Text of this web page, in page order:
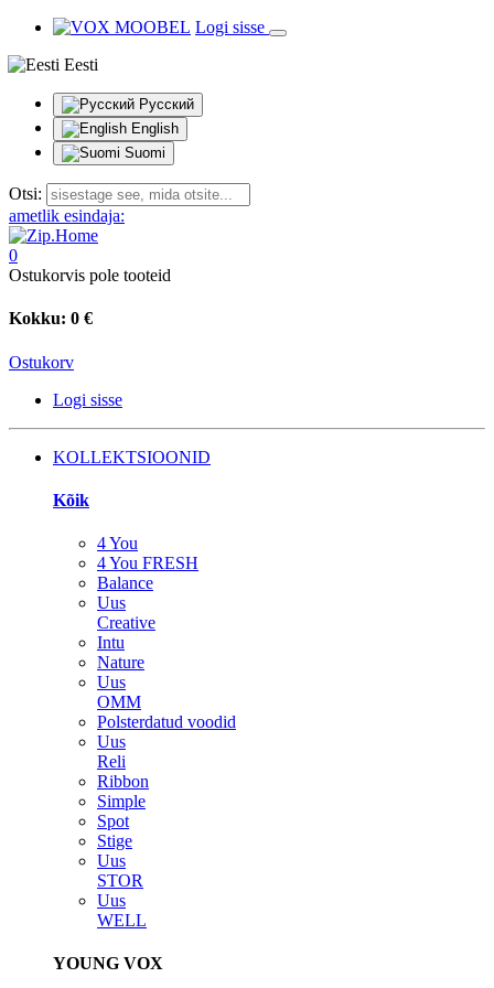
Logi sisse
Eesti
Русский
English
Suomi
Otsi:
ametlik esindaja:
0
Ostukorvis pole tooteid
Kokku: 0 €
Ostukorv
Logi sisse
KOLLEKTSIOONID
Kõik
4 You
4 You FRESH
Balance
Uus
Creative
Intu
Nature
Uus
OMM
Polsterdatud voodid
Uus
Reli
Ribbon
Simple
Spot
Stige
Uus
STOR
Uus
WELL
YOUNG VOX